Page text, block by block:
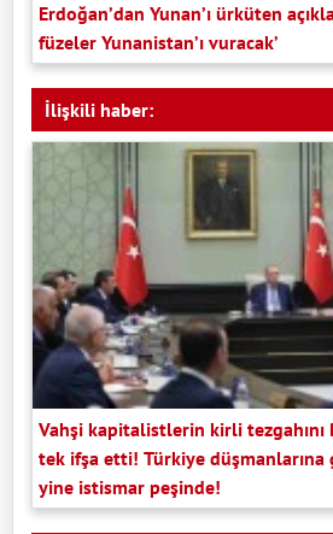
Erdoğan’dan Yunan’ı ürküten
füzeler Yunanistan’ı vuracak’
İlişkili haber:
Vahşi kapitalistlerin kirli tezgahını
tek ifşa etti! Türkiye
yine istismar peşinde!